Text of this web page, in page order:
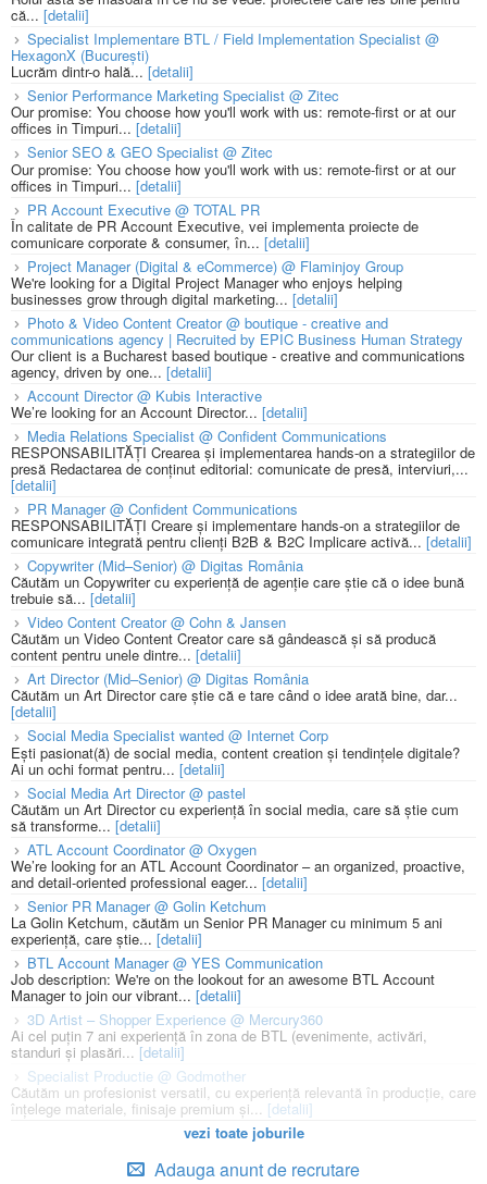
că... [detalii]
Specialist Implementare BTL / Field Implementation Specialist @
HexagonX (București)
Lucrăm dintr-o hală... [detalii]
Senior Performance Marketing Specialist @ Zitec
Our promise: You choose how you'll work with us: remote-first or at our
offices in Timpuri... [detalii]
Senior SEO & GEO Specialist @ Zitec
Our promise: You choose how you'll work with us: remote-first or at our
offices in Timpuri... [detalii]
PR Account Executive @ TOTAL PR
În calitate de PR Account Executive, vei implementa proiecte de
comunicare corporate & consumer, în... [detalii]
Project Manager (Digital & eCommerce) @ Flaminjoy Group
We're looking for a Digital Project Manager who enjoys helping
businesses grow through digital marketing... [detalii]
Photo & Video Content Creator @ boutique - creative and
communications agency | Recruited by EPIC Business Human Strategy
Our client is a Bucharest based boutique - creative and communications
agency, driven by one... [detalii]
Account Director @ Kubis Interactive
We’re looking for an Account Director... [detalii]
Media Relations Specialist @ Confident Communications
RESPONSABILITĂȚI Crearea și implementarea hands-on a strategiilor de
presă Redactarea de conținut editorial: comunicate de presă, interviuri,...
[detalii]
PR Manager @ Confident Communications
RESPONSABILITĂȚI Creare și implementare hands-on a strategiilor de
comunicare integrată pentru clienți B2B & B2C Implicare activă... [detalii]
Copywriter (Mid–Senior) @ Digitas România
Căutăm un Copywriter cu experiență de agenție care știe că o idee bună
trebuie să... [detalii]
Video Content Creator @ Cohn & Jansen
Căutăm un Video Content Creator care să gândească și să producă
content pentru unele dintre... [detalii]
Art Director (Mid–Senior) @ Digitas România
Căutăm un Art Director care știe că e tare când o idee arată bine, dar...
[detalii]
Social Media Specialist wanted @ Internet Corp
Ești pasionat(ă) de social media, content creation și tendințele digitale?
Ai un ochi format pentru... [detalii]
Social Media Art Director @ pastel
Căutăm un Art Director cu experiență în social media, care să știe cum
să transforme... [detalii]
ATL Account Coordinator @ Oxygen
We’re looking for an ATL Account Coordinator – an organized, proactive,
and detail-oriented professional eager... [detalii]
Senior PR Manager @ Golin Ketchum
La Golin Ketchum, căutăm un Senior PR Manager cu minimum 5 ani
experiență, care știe... [detalii]
BTL Account Manager @ YES Communication
Job description: We're on the lookout for an awesome BTL Account
Manager to join our vibrant... [detalii]
3D Artist – Shopper Experience @ Mercury360
Ai cel puțin 7 ani experiență în zona de BTL (evenimente, activări,
standuri și plasări...[detalii]
Specialist Productie @ Godmother
Căutăm un profesionist versatil, cu experiență relevantă în producție, care
înțelege materiale, finisaje premium și... [detalii]
vezi toate joburile
Adauga anunt de recrutare